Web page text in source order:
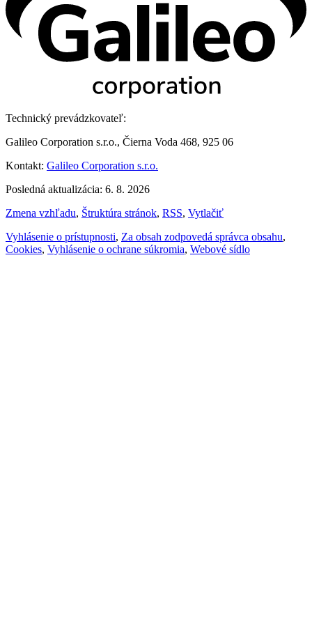
Technický prevádzkovateľ:
Galileo Corporation s.r.o., Čierna Voda 468, 925 06
Kontakt: Galileo Corporation s.r.o.
Posledná aktualizácia: 6. 8. 2026
Zmena vzhľadu, Štruktúra stránok, RSS, Vytlačiť
Vyhlásenie o prístupnosti, Za obsah zodpovedá správca obsahu,
Cookies, Vyhlásenie o ochrane súkromia, Webové sídlo